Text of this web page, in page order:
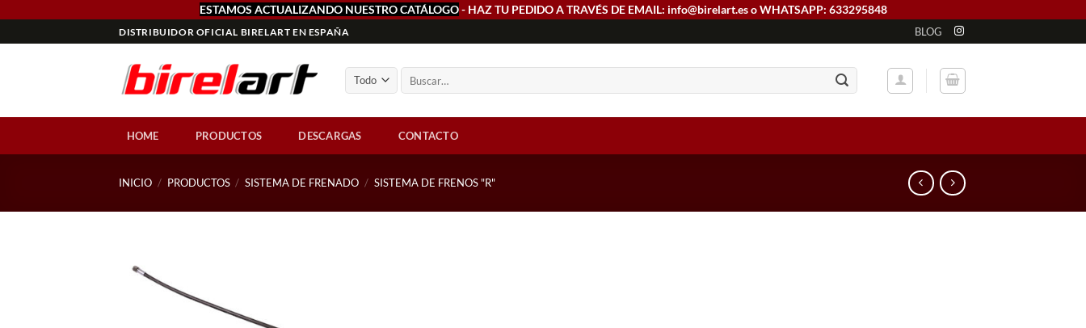
ESTAMOS ACTUALIZANDO NUESTRO CATÁLOGO- HAZ TU PEDIDO A TRAVÉS DE EMAIL: info@birelart.es o WHATSAPP: 633295848
al
DISTRIBUIDOR OFICIAL BIRELART EN ESPAÑA BLOG
HOME PRODUCTOS DESCARGAS CONTACTO
INICIO / PRODUCTOS / SISTEMA DE FRENADO / SISTEMA DE FRENOS "R"